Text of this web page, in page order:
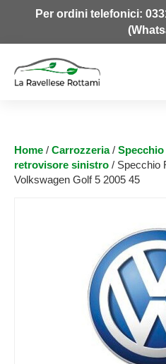
Per ordini telefonici:
Home / Carrozzeria/
retrovisore sinistro / Specchio
Volkswagen Golf 5 2005 45